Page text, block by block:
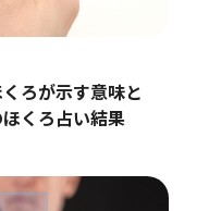
ろが示す意味と
くろ占い結果